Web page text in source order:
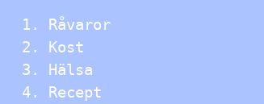
Råvaror
Kost
Hälsa
Recept